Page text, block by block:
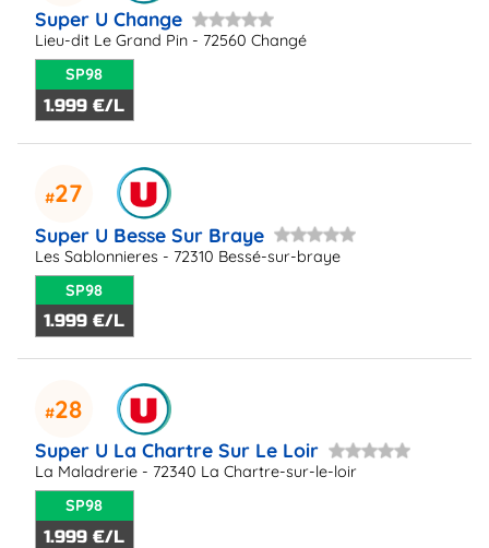
Super U Change
Lieu-dit Le Grand Pin - 72560 Changé
SP98
1.999 €/L
27
Super U Besse Sur Braye
Les Sablonnieres - 72310 Bessé-sur-braye
SP98
1.999 €/L
28
Super U La Chartre Sur Le Loir
La Maladrerie - 72340 La Chartre-sur-le-loir
SP98
1.999 €/L